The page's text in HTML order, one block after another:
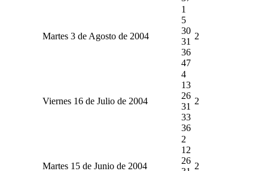
Martes 3 de Agosto de 2004
1
5
30
31
36
47
2
Viernes 16 de Julio de 2004
4
13
26
31
33
36
2
Martes 15 de Junio de 2004
2
12
26
2